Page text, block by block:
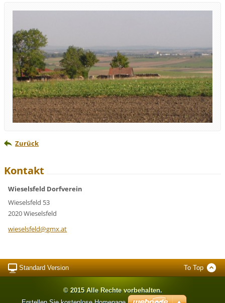
Zurück
Kontakt
Wieselsfeld Dorfverein
Wieselsfeld 53
2020 Wieselsfeld
wieselsfeld@gmx.at
Standard Version To Top
© 2015 Alle Rechte vorbehalten.